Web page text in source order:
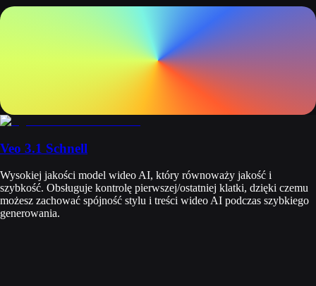
Veo 3.1 Schnell
Wysokiej jakości model wideo AI, który równoważy jakość i
szybkość. Obsługuje kontrolę pierwszej/ostatniej klatki, dzięki czemu
możesz zachować spójność stylu i treści wideo AI podczas szybkiego
generowania.